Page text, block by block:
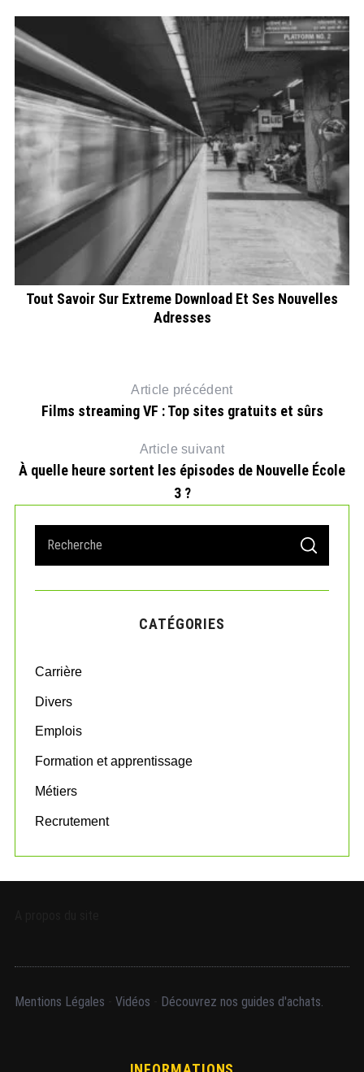
Tout Savoir Sur Extreme Download Et Ses Nouvelles
Adresses
Article précédent
Films streaming VF : Top sites gratuits et sûrs
Article suivant
À quelle heure sortent les épisodes de Nouvelle École
3 ?
a
r
o
:
S
A
C
CATÉGORIES
Carrière
Divers
Emplois
Formation et apprentissage
Métiers
Recrutement
Mentions Légales Vidéos Découvrez nos guides d'achats.